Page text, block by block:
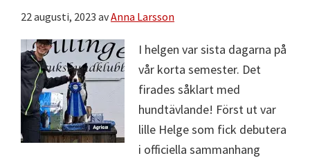
22 augusti, 2023 avAnna Larsson
I helgen var sista dagarna på
vår korta semester. Det
firades såklart med
hundtävlande! Först ut var
lille Helge som fick debutera
i officiella sammanhang